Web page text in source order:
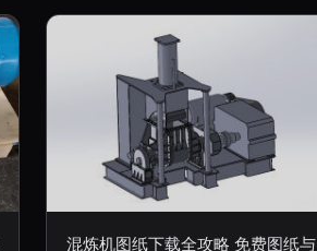
混炼机图纸下载全攻略 免费图纸与